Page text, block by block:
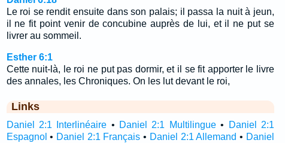
Le roi se rendit ensuite dans son palais; il passa la nuit à jeun,
il ne fit point venir de concubine auprès de lui, et il ne put se
livrer au sommeil.
Esther 6:1
Cette nuit-là, le roi ne put pas dormir, et il se fit apporter le livre
des annales, les Chroniques. On les lut devant le roi,
Links
Daniel 2:1 Interlinéaire • Daniel 2:1 Multilingue•
Daniel 2:1
Espagnol • Daniel 2:1 Français • Daniel 2:1 Allemand • Daniel